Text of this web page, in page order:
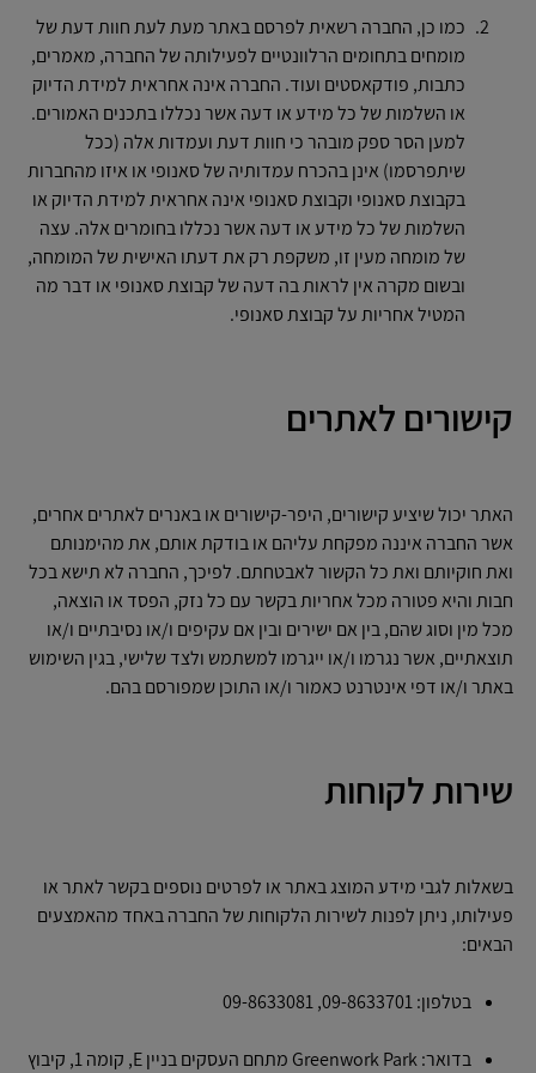
כמו כן, החברה רשאית לפרסם באתר מעת לעת חוות דעת של
מומחים בתחומים הרלוונטיים לפעילותה של החברה, מאמרים,
כתבות, פודקאסטים ועוד. החברה אינה אחראית למידת הדיוק
או השלמות של כל מידע או דעה אשר נכללו בתכנים האמורים.
למען הסר ספק מובהר כי חוות דעת ועמדות אלה (ככל
שיתפרסמו) אינן בהכרח עמדותיה של סאנופי או איזו מהחברות
בקבוצת סאנופי וקבוצת סאנופי אינה אחראית למידת הדיוק או
השלמות של כל מידע או דעה אשר נכללו בחומרים אלה. עצה
של מומחה מעין זו, משקפת רק את דעתו האישית של המומחה,
ובשום מקרה אין לראות בה דעה של קבוצת סאנופי או דבר מה
המטיל אחריות על קבוצת סאנופי.
קישורים לאתרים
האתר יכול שיציע קישורים, היפר-קישורים או באנרים לאתרים אחרים,
אשר החברה איננה מפקחת עליהם או בודקת אותם, את מהימנותם
ואת חוקיותם ואת כל הקשור לאבטחתם. לפיכך, החברה לא תישא בכל
חבות והיא פטורה מכל אחריות בקשר עם כל נזק, הפסד או הוצאה,
מכל מין וסוג שהם, בין אם ישירים ובין אם עקיפים ו/או נסיבתיים ו/או
תוצאתיים, אשר נגרמו ו/או ייגרמו למשתמש ולצד שלישי, בגין השימוש
באתר ו/או דפי אינטרנט כאמור ו/או התוכן שמפורסם בהם.
שירות לקוחות
בשאלות לגבי מידע המוצג באתר או לפרטים נוספים בקשר לאתר או
פעילותו, ניתן לפנות לשירות הלקוחות של החברה באחד מהאמצעים
הבאים:
בטלפון: 09-8633701, 09-8633081
בדואר: Greenwork Park מתחם העסקים בניין E, קומה 1, קיבוץ